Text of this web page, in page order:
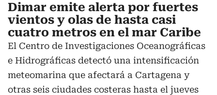
Dimar emite alerta por fuertes
vientos y olas de hasta casi
cuatro metros en el mar Caribe
El Centro de Investigaciones Oceanográficas
e Hidrográficas detectó una intensificación
meteomarina que afectará a Cartagena y
otras seis ciudades costeras hasta el jueves